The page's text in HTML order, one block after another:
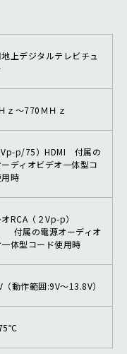
上デジタルテレビチュ
ｚ～770ＭＨｚ
p/75）HDMI 付属の
ディオビデオ一体型コ
時
オRCA（２Vp-p）
付属の電源オーディオ
一体型コード使用時
動作範囲:9V～13.8V）